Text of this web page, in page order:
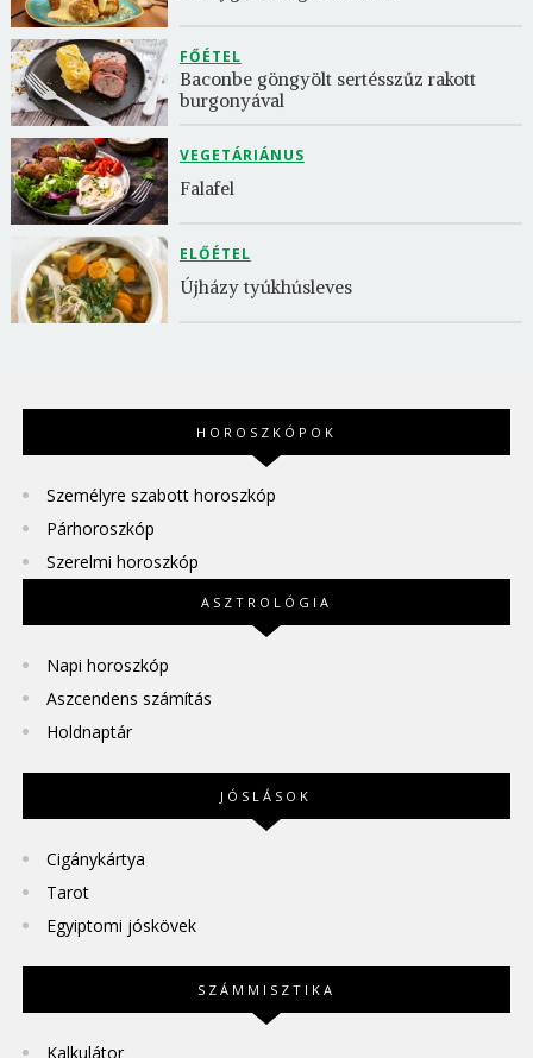
FŐÉTEL
Baconbe göngyölt sertésszűz rakott
burgonyával
VEGETÁRIÁNUS
Falafel
ELŐÉTEL
Újházy tyúkhúsleves
HOROSZKÓPOK
Személyre szabott horoszkóp
Párhoroszkóp
Szerelmi horoszkóp
ASZTROLÓGIA
Napi horoszkóp
Aszcendens számítás
Holdnaptár
JÓSLÁSOK
Cigánykártya
Tarot
Egyiptomi jóskövek
SZÁMMISZTIKA
Kalkulátor